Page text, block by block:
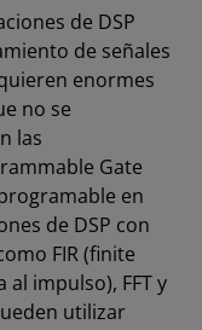
de DSP
de señales
enormes
no se
las
Gate
en
de DSP con
FIR (finite
impulso), FFT y
utilizar